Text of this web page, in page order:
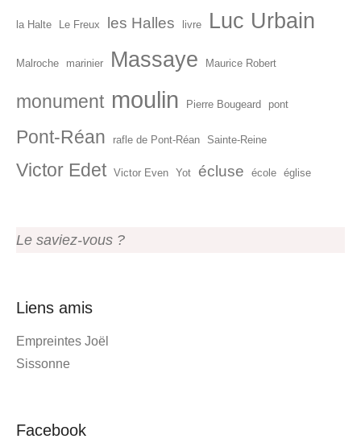
la Halte Le Freux les Halles livre Luc Urbain
Malroche marinier Massaye Maurice Robert
monument moulin Pierre Bougeard pont
Pont-Réan rafle de Pont-Réan Sainte-Reine
Victor Edet Victor Even Yot écluse école église
Le saviez-vous ?
Liens amis
Empreintes Joël
Sissonne
Facebook